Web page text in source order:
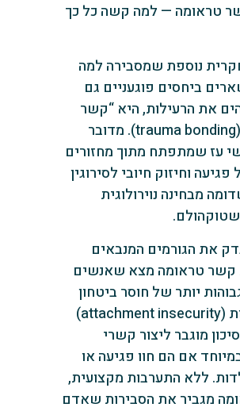
טראומה — למה קשה כל כך
נוספת שמסבירה למה
ביחסים פוגעניים גם
את הרעילות, היא “קשר
טראומה” (trauma bonding). מדובר
עז שמתפתח מתוך מחזורים
וחיזוק חיובי לסירוגין
מבחינה נוירולוגית
את הגורמים המנבאים
קשר טראומה מצא שאנשים
יותר של חוסר ביטחון
בהתקשרות (attachment insecurity)
מוגבר ליצור קשרי
אם הם חוו פגיעה או
ללא התערבות מקצועית,
מגביר את הסבירות שאדם